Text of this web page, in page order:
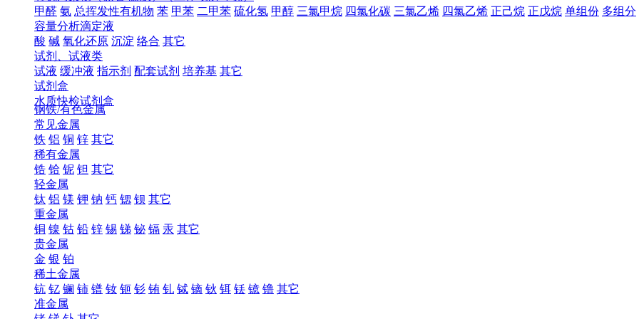
甲醛 氨 总挥发性有机物 苯 甲苯 二甲苯 硫化氢 甲醇 三氯甲烷 四氯化碳 三氯乙烯 四氯乙烯 正己烷 正戊烷 单组份 多组分
容量分析滴定液
酸 碱 氧化还原 沉淀 络合 其它
试剂、试液类
试液 缓冲液 指示剂 配套试剂 培养基 其它
试剂盒
水质快检试剂盒
钢铁/有色金属
常见金属
铁 铝 铜 锌 其它
稀有金属
锆 铪 铌 钽 其它
轻金属
钛 铝 镁 钾 钠 钙 锶 钡 其它
重金属
铜 镍 钴 铅 锌 锡 锑 铋 镉 汞 其它
贵金属
金 银 铂
稀土金属
钪 钇 镧 铈 镨 钕 钷 钐 铕 钆 铽 镝 钬 铒 铥 镱 镥 其它
准金属